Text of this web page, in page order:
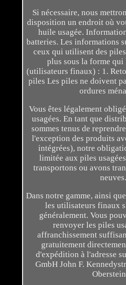
Si nécessaire, nous
disposition un endroit où
huile usagée.
batteries. Les informations
ceux qui utilisent des
plus sous la forme
(utilisateurs finaux) : 1.
piles Les piles ne doivent
ordures
Vous êtes légalement
usagées. En tant que
sommes tenus de
l'exception des produits
intégrées), notre
limitée aux piles
transportons ou avons
neuves.
Dans notre gamme, ainsi
les utilisateurs finaux
généralement. Vous
renvoyer les piles
affranchissement
gratuitement
d'expédition à l'adresse
GmbH John F.